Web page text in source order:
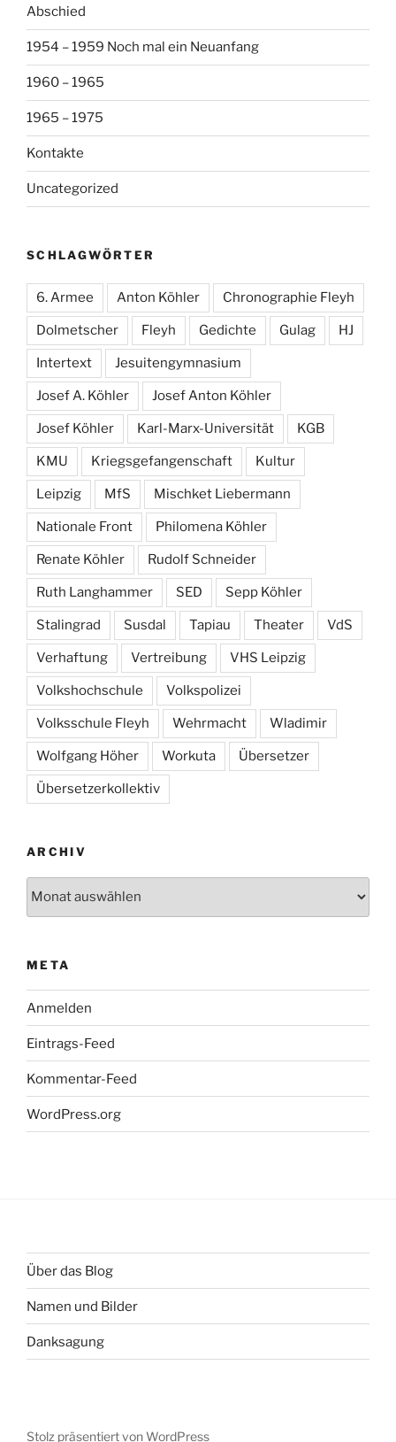
Abschied
1954 – 1959 Noch mal ein Neuanfang
1960 – 1965
1965 – 1975
Kontakte
Uncategorized
SCHLAGWÖRTER
6. Armee Anton Köhler Chronographie Fleyh
Dolmetscher Fleyh Gedichte Gulag HJ
Intertext Jesuitengymnasium
Josef A. Köhler Josef Anton Köhler
Josef Köhler Karl-Marx-Universität KGB
KMU Kriegsgefangenschaft Kultur
Leipzig MfS Mischket Liebermann
Nationale Front Philomena Köhler
Renate Köhler Rudolf Schneider
Ruth Langhammer SED Sepp Köhler
Stalingrad Susdal Tapiau Theater VdS
Verhaftung Vertreibung VHS Leipzig
Volkshochschule Volkspolizei
Volksschule Fleyh Wehrmacht Wladimir
Wolfgang Höher Workuta Übersetzer
Übersetzerkollektiv
ARCHIV
META
Anmelden
Eintrags-Feed
Kommentar-Feed
WordPress.org
Über das Blog
Namen und Bilder
Danksagung
Stolz präsentiert von WordPress